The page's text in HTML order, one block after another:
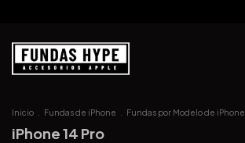
Inicio Fundas de iPhone Fundas por Modelo de iPhone
iPhone 14 Pro